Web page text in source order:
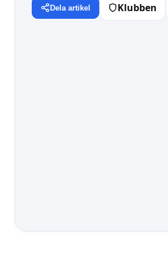
Dela artikel Klubben